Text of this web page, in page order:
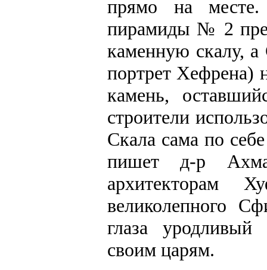
прямо на месте.
пирамиды № 2
каменную скалу, а
портрет Хефрена)
камень,
строители
Скала сама по
пишет д-р
архитекторам
великолепного
глаза
своим царям.